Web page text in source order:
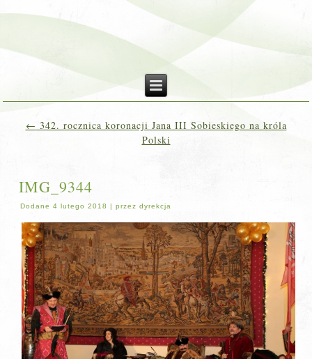
← 342. rocznica koronacji Jana III Sobieskiego na króla
Polski
IMG_9344
Dodane 4 lutego 2018 |przez dyrekcja